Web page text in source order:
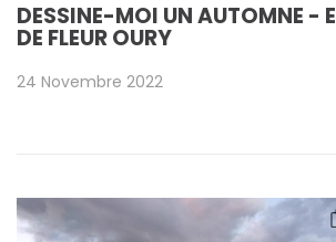
DESSINE-MOI UN AUTOMNE -
DE FLEUR OURY
24 Novembre 2022